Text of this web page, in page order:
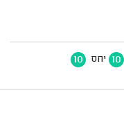
10 יחס 10